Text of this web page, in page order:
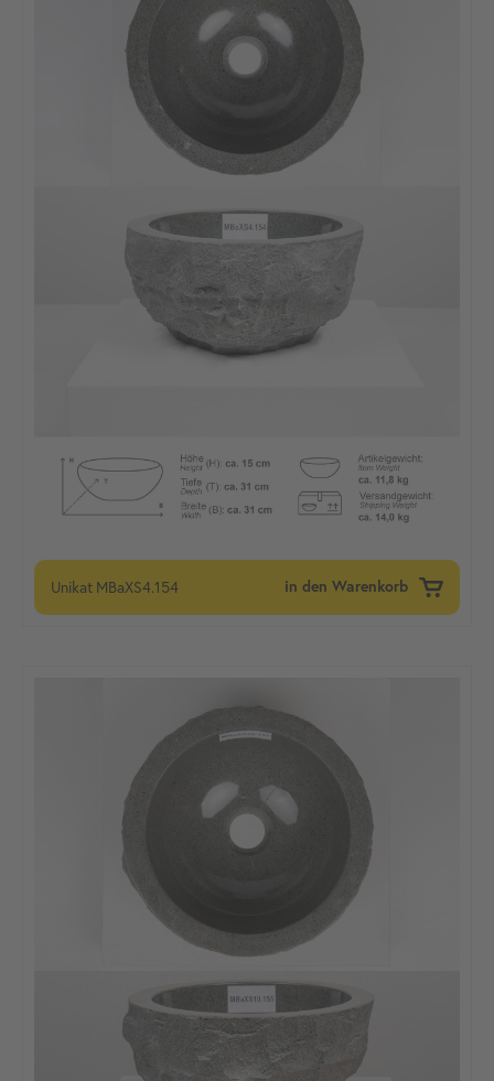
Unikat MBaXS4.154 in den Warenkorb